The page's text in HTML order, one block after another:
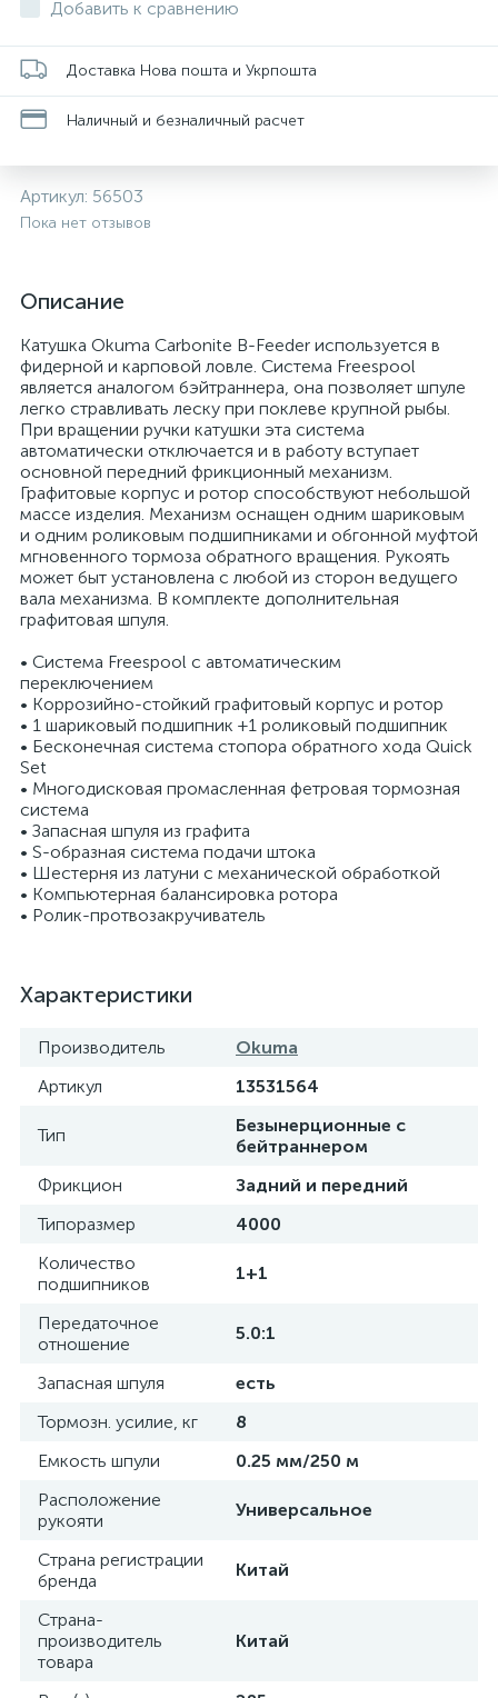
Добавить к сравнению
Доставка Нова пошта и Укрпошта
Наличный и безналичный расчет
Артикул: 56503
Пока нет отзывов
Описание
Катушка Okuma Carbonite B-Feeder используется в
фидерной и карповой ловле. Система Freespool
является аналогом бэйтраннера, она позволяет шпуле
легко стравливать леску при поклеве крупной рыбы.
При вращении ручки катушки эта система
автоматически отключается и в работу вступает
основной передний фрикционный механизм.
Графитовые корпус и ротор способствуют небольшой
массе изделия. Механизм оснащен одним шариковым
и одним роликовым подшипниками и обгонной муфтой
мгновенного тормоза обратного вращения. Рукоять
может быт установлена с любой из сторон ведущего
вала механизма. В комплекте дополнительная
графитовая шпуля.
• Система Freespool с автоматическим
переключением
• Коррозийно-стойкий графитовый корпус и ротор
• 1 шариковый подшипник +1 роликовый подшипник
• Бесконечная система стопора обратного хода Quick
Set
• Многодисковая промасленная фетровая тормозная
система
• Запасная шпуля из графита
• S-образная система подачи штока
• Шестерня из латуни с механической обработкой
• Компьютерная балансировка ротора
• Ролик-протвозакручиватель
Характеристики
Производитель
Okuma
Артикул
13531564
Тип
Безынерционные с
бейтраннером
Фрикцион
Задний и передний
Типоразмер
4000
Количество
подшипников
1+1
Передаточное
отношение
5.0:1
Запасная шпуля
есть
Тормозн. усилие, кг
8
Емкость шпули
0.25 мм/250 м
Расположение
рукояти
Универсальное
Страна регистрации
бренда
Китай
Страна-
производитель
товара
Китай